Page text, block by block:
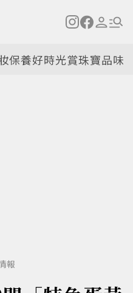
保養好時光賞珠寶品味
報